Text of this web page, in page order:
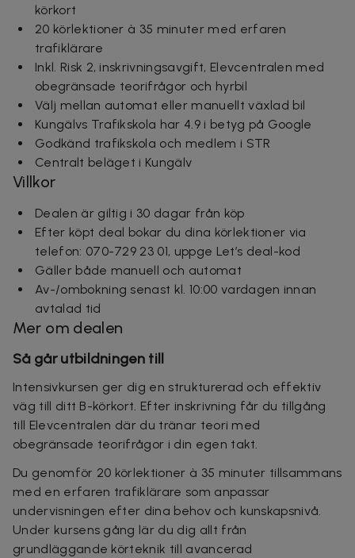
körkort
20 körlektioner à 35 minuter med erfaren
trafiklärare
Inkl. Risk 2, inskrivningsavgift, Elevcentralen med
obegränsade teorifrågor och hyrbil
Välj mellan automat eller manuellt växlad bil
Kungälvs Trafikskola har 4.9 i betyg på Google
Godkänd trafikskola och medlem i STR
Centralt beläget i Kungälv
Villkor
Dealen är giltig i 30 dagar från köp
Efter köpt deal bokar du dina körlektioner via
telefon: 070-729 23 01, uppge Let’s deal-kod
Gäller både manuell och automat
Av-/ombokning senast kl. 10:00 vardagen innan
avtalad tid
Mer om dealen
Så går utbildningen till
Intensivkursen ger dig en strukturerad och effektiv
väg till ditt B-körkort. Efter inskrivning får du tillgång
till Elevcentralen där du tränar teori med
obegränsade teorifrågor i din egen takt.
Du genomför 20 körlektioner à 35 minuter tillsammans
med en erfaren trafiklärare som anpassar
undervisningen efter dina behov och kunskapsnivå.
Under kursens gång lär du dig allt från
grundläggande körteknik till avancerad